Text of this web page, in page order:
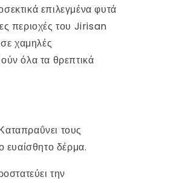
επιλεγμένα φυτά
περιοχές του Jirisan
χαμηλές
όλα τα θρεπτικά
τους
ευαίσθητο δέρμα.
την